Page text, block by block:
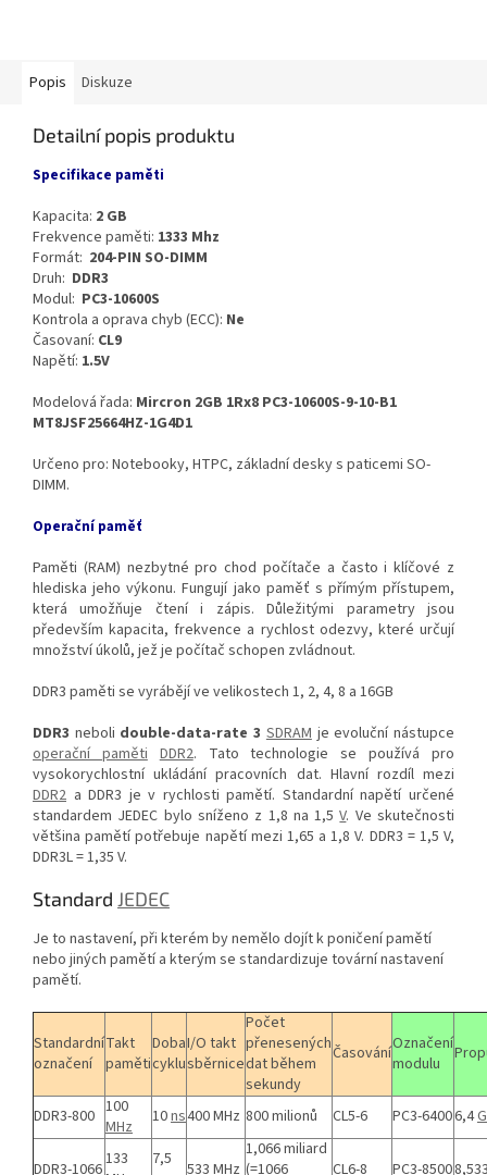
Popis Diskuze
Detailní popis produktu
Specifikace paměti
Kapacita: 2 GB
Frekvence paměti: 1333 Mhz
Formát: 204-PIN SO-DIMM
Druh: DDR3
Modul: PC3-10600S
Kontrola a oprava chyb (ECC): Ne
Časovaní: CL9
Napětí: 1.5V
Modelová řada: Mircron 2GB 1Rx8 PC3-10600S-9-10-B1
MT8JSF25664HZ-1G4D1
Určeno pro: Notebooky, HTPC, základní desky s paticemi SO-
DIMM.
Operační paměť
Paměti (RAM) nezbytné pro chod počítače a často i klíčové z
hlediska jeho výkonu. Fungují jako paměť s přímým přístupem,
která umožňuje čtení i zápis. Důležitými parametry jsou
především kapacita, frekvence a rychlost odezvy, které určují
množství úkolů, jež je počítač schopen zvládnout.
DDR3 paměti se vyrábějí ve velikostech 1, 2, 4, 8 a 16GB
DDR3 neboli double-data-rate 3 SDRAMje evoluční nástupce
operační paměti DDR2. Tato technologie se používá pro
vysokorychlostní ukládání pracovních dat. Hlavní rozdíl mezi
DDR2 a DDR3 je v rychlosti pamětí. Standardní napětí určené
standardem JEDEC bylo sníženo z 1,8 na 1,5V. Ve skutečnosti
většina pamětí potřebuje napětí mezi 1,65 a 1,8 V. DDR3 = 1,5 V,
DDR3L = 1,35 V.
Standard JEDEC
Je to nastavení, při kterém by nemělo dojít k poničení pamětí
nebo jiných pamětí a kterým se standardizuje tovární nastavení
pamětí.
Standardní
označení
Takt
paměti
Doba
cyklu
I/O takt
sběrnice
Počet
přenesených
dat během
sekundy
ČasováníOznačení
modulu
DDR3-800 100
MHz
10ns400 MHz 800 milionů CL5-6 PC3-64006,4
DDR3-1066133
7,5
533 MHz
1,066 miliard
(=1066
CL6-8 PC3-8500